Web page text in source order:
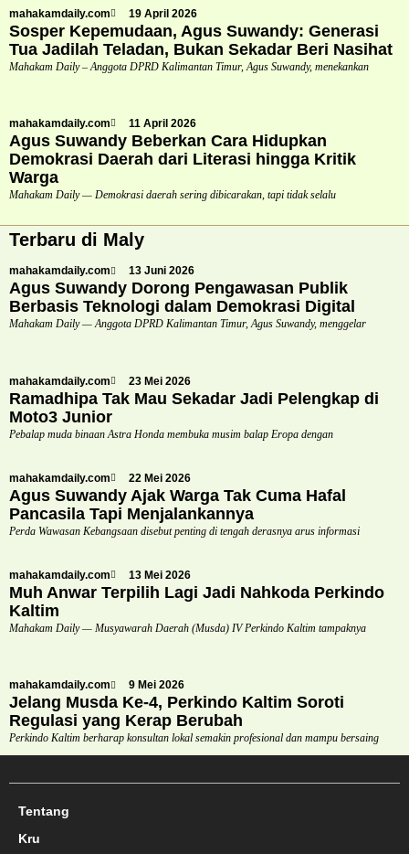
mahakamdaily.com 19 April 2026
Sosper Kepemudaan, Agus Suwandy: Generasi
Tua Jadilah Teladan, Bukan Sekadar Beri Nasihat
Mahakam Daily – Anggota DPRD Kalimantan Timur, Agus Suwandy, menekankan
mahakamdaily.com 11 April 2026
Agus Suwandy Beberkan Cara Hidupkan
Demokrasi Daerah dari Literasi hingga Kritik
Warga
Mahakam Daily — Demokrasi daerah sering dibicarakan, tapi tidak selalu
Terbaru di Maly
mahakamdaily.com 13 Juni 2026
Agus Suwandy Dorong Pengawasan Publik
Berbasis Teknologi dalam Demokrasi Digital
Mahakam Daily — Anggota DPRD Kalimantan Timur, Agus Suwandy, menggelar
mahakamdaily.com 23 Mei 2026
Ramadhipa Tak Mau Sekadar Jadi Pelengkap di
Moto3 Junior
Pebalap muda binaan Astra Honda membuka musim balap Eropa dengan
mahakamdaily.com 22 Mei 2026
Agus Suwandy Ajak Warga Tak Cuma Hafal
Pancasila Tapi Menjalankannya
Perda Wawasan Kebangsaan disebut penting di tengah derasnya arus informasi
mahakamdaily.com 13 Mei 2026
Muh Anwar Terpilih Lagi Jadi Nahkoda Perkindo
Kaltim
Mahakam Daily — Musyawarah Daerah (Musda) IV Perkindo Kaltim tampaknya
mahakamdaily.com 9 Mei 2026
Jelang Musda Ke-4, Perkindo Kaltim Soroti
Regulasi yang Kerap Berubah
Perkindo Kaltim berharap konsultan lokal semakin profesional dan mampu bersaing
Tentang
Kru